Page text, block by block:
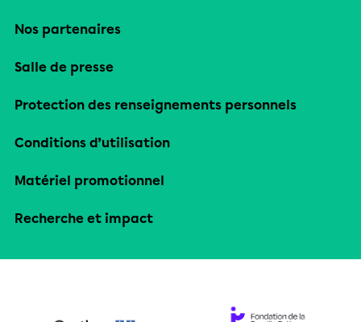
Nos partenaires
Salle de presse
Protection des renseignements personnels
Conditions d’utilisation
Matériel promotionnel
Recherche et impact